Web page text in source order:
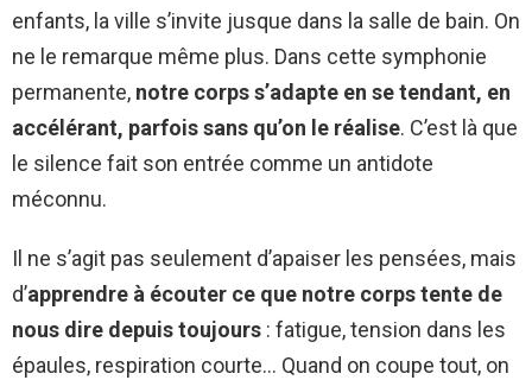
enfants, la ville s’invite jusque dans la salle de bain. On
ne le remarque même plus. Dans cette symphonie
permanente, notre corps s’adapte en se tendant, en
accélérant, parfois sans qu’on le réalise. C’est là que
le silence fait son entrée comme un antidote
méconnu.
Il ne s’agit pas seulement d’apaiser les pensées, mais
d’apprendre à écouter ce que notre corps tente de
nous dire depuis toujours : fatigue, tension dans les
épaules, respiration courte… Quand on coupe tout, on